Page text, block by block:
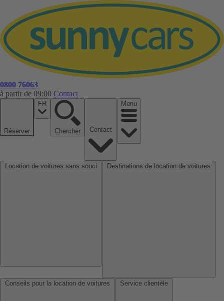
0800 76063
à partir de 09:00 Contact
Réserver
FR
Chercher
Menu